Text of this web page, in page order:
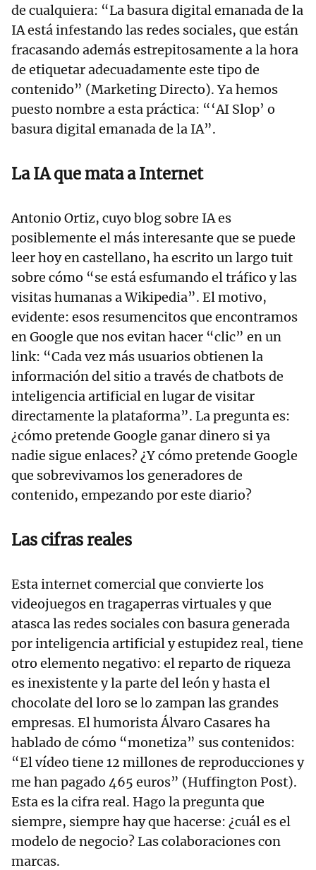
de cualquiera: “La basura digital emanada de la
IA está infestando las redes sociales, que están
fracasando además estrepitosamente a la hora
de etiquetar adecuadamente este tipo de
contenido” (Marketing Directo). Ya hemos
puesto nombre a esta práctica: “‘AI Slop’ o
basura digital emanada de la IA”.
La IA que mata a Internet
Antonio Ortiz, cuyo blog sobre IA es
posiblemente el más interesante que se puede
leer hoy en castellano, ha escrito un largo tuit
sobre cómo “se está esfumando el tráfico y las
visitas humanas a Wikipedia”. El motivo,
evidente: esos resumencitos que encontramos
en Google que nos evitan hacer “clic” en un
link: “Cada vez más usuarios obtienen la
información del sitio a través de chatbots de
inteligencia artificial en lugar de visitar
directamente la plataforma”. La pregunta es:
¿cómo pretende Google ganar dinero si ya
nadie sigue enlaces? ¿Y cómo pretende Google
que sobrevivamos los generadores de
contenido, empezando por este diario?
Las cifras reales
Esta internet comercial que convierte los
videojuegos en tragaperras virtuales y que
atasca las redes sociales con basura generada
por inteligencia artificial y estupidez real, tiene
otro elemento negativo: el reparto de riqueza
es inexistente y la parte del león y hasta el
chocolate del loro se lo zampan las grandes
empresas. El humorista Álvaro Casares ha
hablado de cómo “monetiza” sus contenidos:
“El vídeo tiene 12 millones de reproducciones y
me han pagado 465 euros” (Huffington Post).
Esta es la cifra real. Hago la pregunta que
siempre, siempre hay que hacerse: ¿cuál es el
modelo de negocio? Las colaboraciones con
marcas.